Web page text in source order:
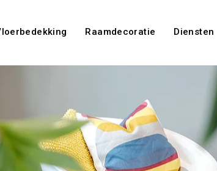
Raamdecoratie Diensten